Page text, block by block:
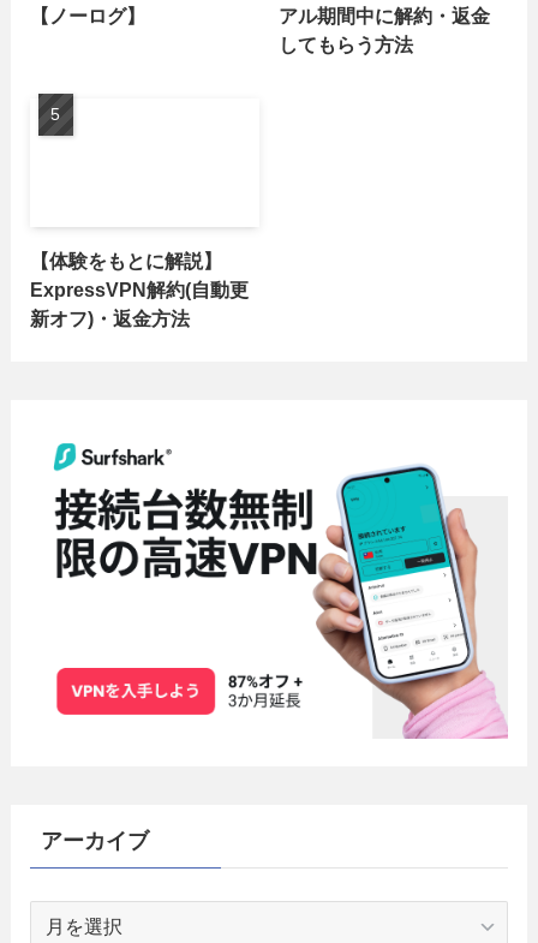
【ノーログ】
アル期間中に解約・返金
してもらう方法
【体験をもとに解説】
ExpressVPN解約(自動更
新オフ)・返金方法
アーカイブ